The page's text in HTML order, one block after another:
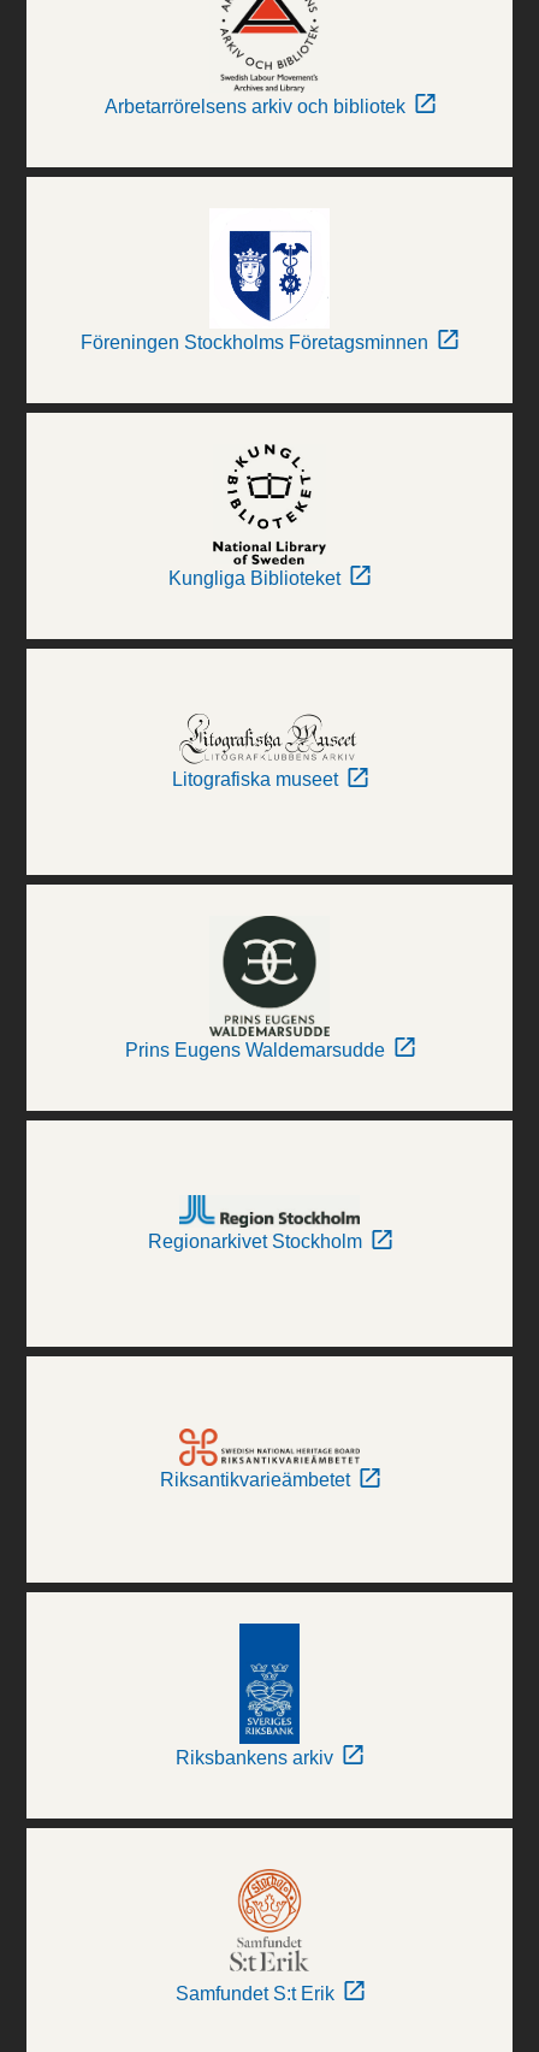
Arbetarrörelsens arkiv och bibliotek
Föreningen Stockholms Företagsminnen
Kungliga Biblioteket
Litografiska museet
Prins Eugens Waldemarsudde
Regionarkivet Stockholm
Riksantikvarieämbetet
Riksbankens arkiv
Samfundet S:t Erik